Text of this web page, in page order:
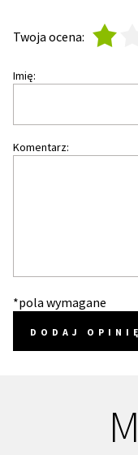
Twoja ocena:
Imię:
Komentarz:
*pola wymagane
DODAJ OPINIĘ